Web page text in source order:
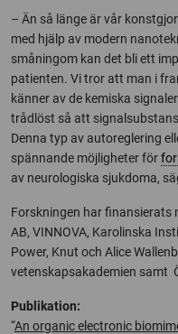
– Än så länge är vår
med hjälp av modern
småningom kan det bli ett
patienten. Vi tror att man i
känner av de kemiska
trådlöst så att
Denna typ av autoreglering
spännande möjligheter för
av neurologiska sjukdoma,
Forskningen har finansierats
AB, VINNOVA, Karolinska
Power, Knut och Alice
vetenskapsakademien samt
Publikation:
“An organic electronic